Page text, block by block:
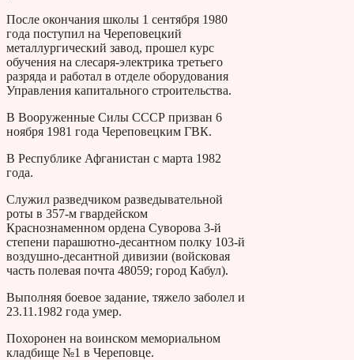
После окончания школы 1 сентября 1980
года поступил на Череповецкий
металлургический завод, прошел курс
обучения на слесаря-электрика третьего
разряда и работал в отделе оборудования
Управления капитального строительства.
В Вооруженные Силы СССР призван 6
ноября 1981 года Череповецким ГВК.
В Республике Афганистан с марта 1982
года.
Служил разведчиком разведывательной
роты в 357-м гвардейском
Краснознаменном ордена Суворова 3-й
степени парашютно-десантном полку 103-й
воздушно-десантной дивизии (войсковая
часть полевая почта 48059; город Кабул).
Выполняя боевое задание, тяжело заболел и
23.11.1982 года умер.
Похоронен на воинском мемориальном
кладбище №1 в Череповце.